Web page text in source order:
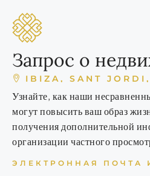
Запрос о
IBIZA, SANT
Узнайте, как наши
могут повысить ваш образ
получения дополнительной
организации частного
ЭЛЕКТРОННАЯ ПОЧТА